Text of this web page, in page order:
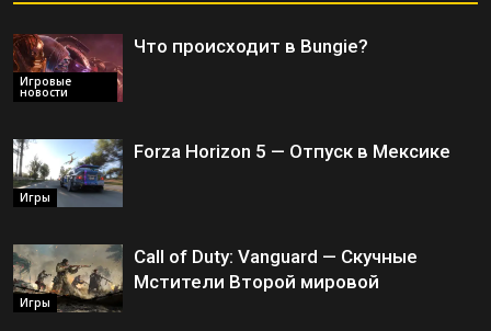
Игровые
новости
Что происходит в Bungie?
Игры
Forza Horizon 5 — Отпуск в Мексике
Игры
Call of Duty: Vanguard — Скучные
Мстители Второй мировой